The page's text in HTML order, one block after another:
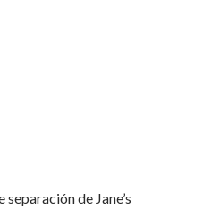
de Jane’s